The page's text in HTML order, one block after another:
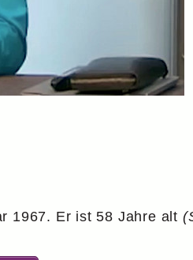
1967. Er ist 58 Jahre alt